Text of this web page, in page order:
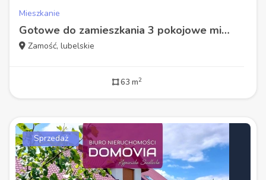
Mieszkanie
Gotowe do zamieszkania 3 pokojowe mieszkanie Os. Wyszyńskiego Zamość
Zamość, lubelskie
63 m2
Sprzedaż